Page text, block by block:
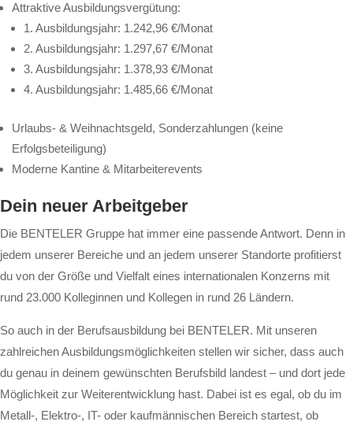
Attraktive Ausbildungsvergütung:
1. Ausbildungsjahr: 1.242,96 €/Monat
2. Ausbildungsjahr: 1.297,67 €/Monat
3. Ausbildungsjahr: 1.378,93 €/Monat
4. Ausbildungsjahr: 1.485,66 €/Monat
Urlaubs- & Weihnachtsgeld, Sonderzahlungen (keine
Erfolgsbeteiligung)
Moderne Kantine & Mitarbeiterevents
Dein neuer Arbeitgeber
Die BENTELER Gruppe hat immer eine passende Antwort. Denn in
jedem unserer Bereiche und an jedem unserer Standorte profitierst
du von der Größe und Vielfalt eines internationalen Konzerns mit
rund 23.000 Kolleginnen und Kollegen in rund 26 Ländern.
So auch in der Berufsausbildung bei BENTELER. Mit unseren
zahlreichen Ausbildungsmöglichkeiten stellen wir sicher, dass auch
du genau in deinem gewünschten Berufsbild landest – und dort jede
Möglichkeit zur Weiterentwicklung hast. Dabei ist es egal, ob du im
Metall-, Elektro-, IT- oder kaufmännischen Bereich startest, ob